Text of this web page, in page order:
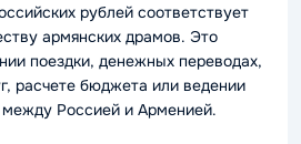
рублей соответствует
армянских драмов. Это
поездки, денежных переводах,
расчете бюджета или ведении
Россией и Арменией.